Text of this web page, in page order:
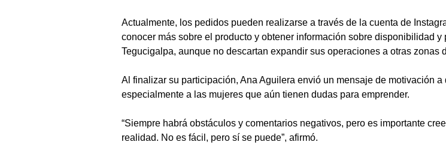
Actualmente, los pedidos pueden realizarse a través de la cuenta de
conocer más sobre el producto y obtener información sobre disponibilidad
Tegucigalpa, aunque no descartan expandir sus operaciones a otras zonas
Al finalizar su participación, Ana Aguilera envió un mensaje de motivación
especialmente a las mujeres que aún tienen dudas para emprender.
“Siempre habrá obstáculos y comentarios negativos, pero es importante
realidad. No es fácil, pero sí se puede”, afirmó.